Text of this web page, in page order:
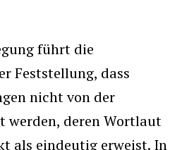
führt die
Feststellung, dass
nicht von der
werden, deren Wortlaut
als eindeutig erweist. In